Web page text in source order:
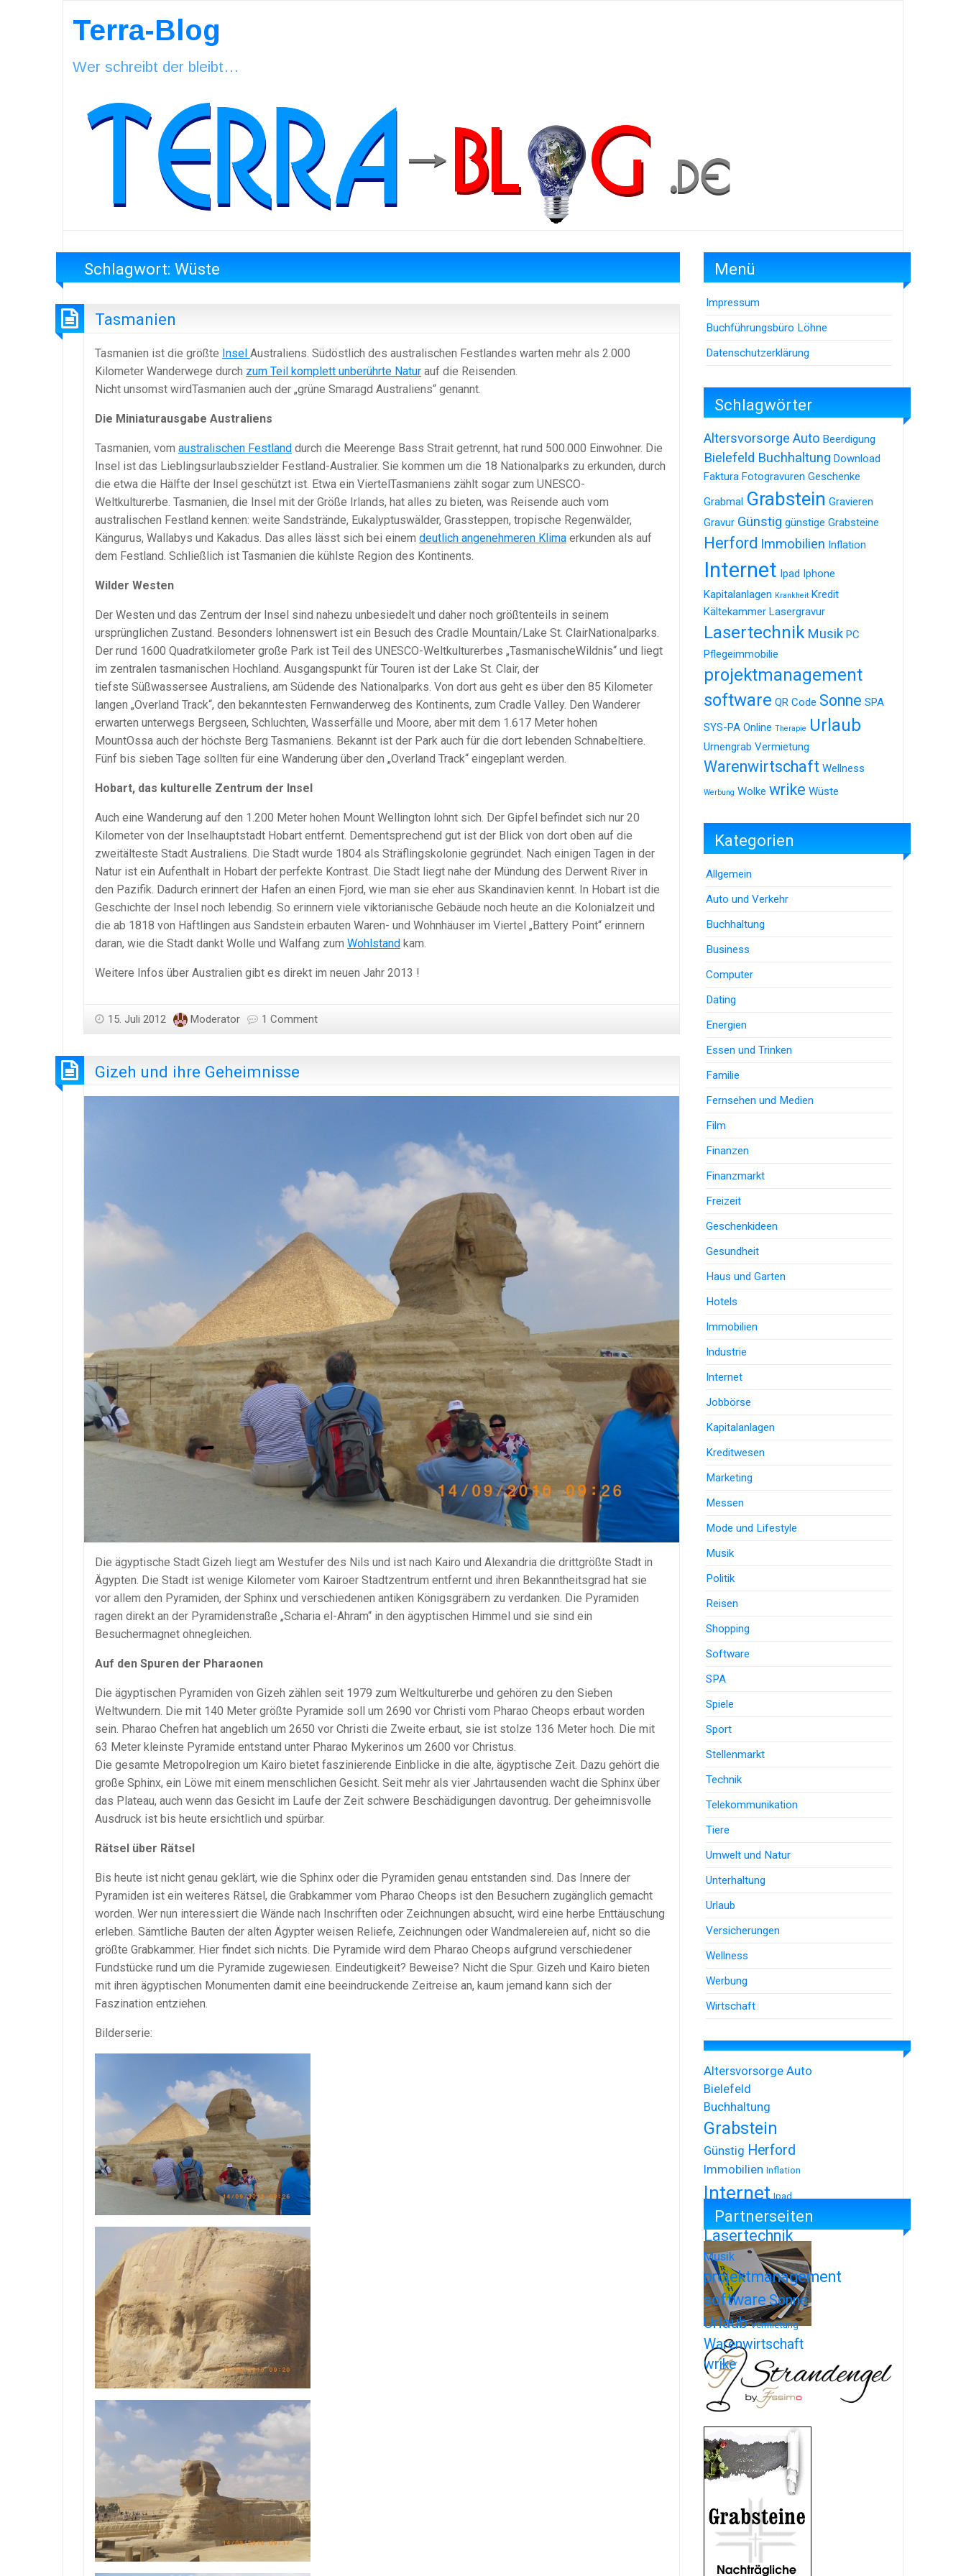
Terra-Blog
Wer schreibt der bleibt…
Schlagwort:Wüste
Tasmanien
Tasmanien ist die größte Insel Australiens. Südöstlich des australischen Festlandes warten mehr als 2.000
Kilometer Wanderwege durch zum Teil komplett unberührte Natur auf die Reisenden.
Nicht unsomst wirdTasmanien auch der „grüne Smaragd Australiens“ genannt.
Die Miniaturausgabe Australiens
Tasmanien, vom australischen Festland durch die Meerenge Bass Strait getrennt, hat rund 500.000 Einwohner. Die
Insel ist das Lieblingsurlaubszielder Festland-Australier. Sie kommen um die 18 Nationalparks zu erkunden, durch
die etwa die Hälfte der Insel geschützt ist. Etwa ein ViertelTasmaniens zählt sogar zum UNESCO-
Weltkulturerbe. Tasmanien, die Insel mit der Größe Irlands, hat alles zu bieten, was Reisende auch vom
australischen Festland kennen: weite Sandstrände, Eukalyptuswälder, Grassteppen, tropische Regenwälder,
Kängurus, Wallabys und Kakadus. Das alles lässt sich bei einem deutlich angenehmeren Klima erkunden als auf
dem Festland. Schließlich ist Tasmanien die kühlste Region des Kontinents.
Wilder Westen
Der Westen und das Zentrum der Insel sind nahezu unbesiedelt und daher noch größtenteils in seinem
ursprünglichen Zustand. Besonders lohnenswert ist ein Besuch des Cradle Mountain/Lake St. ClairNationalparks.
Der rund 1600 Quadratkilometer große Park ist Teil des UNESCO-Weltkulturerbes „TasmanischeWildnis“ und liegt
im zentralen tasmanischen Hochland. Ausgangspunkt für Touren ist der Lake St. Clair, der
tiefste Süßwassersee Australiens, am Südende des Nationalparks. Von dort aus geht es über den 85 Kilometer
langen „Overland Track“, den bekanntesten Fernwanderweg des Kontinents, zum Cradle Valley. Den Wanderer
erwarten unterwegs Bergseen, Schluchten, Wasserfälle und Moore, aber mit dem 1.617 Meter hohen
MountOssa auch der höchste Berg Tasmaniens. Bekannt ist der Park auch für die dort lebenden Schnabeltiere.
Fünf bis sieben Tage sollten für eine Wanderung über den „Overland Track“ eingeplant werden.
Hobart, das kulturelle Zentrum der Insel
Auch eine Wanderung auf den 1.200 Meter hohen Mount Wellington lohnt sich. Der Gipfel befindet sich nur 20
Kilometer von der Inselhauptstadt Hobart entfernt. Dementsprechend gut ist der Blick von dort oben auf die
zweitälteste Stadt Australiens. Die Stadt wurde 1804 als Sträflingskolonie gegründet. Nach einigen Tagen in der
Natur ist ein Aufenthalt in Hobart der perfekte Kontrast. Die Stadt liegt nahe der Mündung des Derwent River in
den Pazifik. Dadurch erinnert der Hafen an einen Fjord, wie man sie eher aus Skandinavien kennt. In Hobart ist die
Geschichte der Insel noch lebendig. So erinnern viele viktorianische Gebäude noch heute an die Kolonialzeit und
die ab 1818 von Häftlingen aus Sandstein erbauten Waren- und Wohnhäuser im Viertel „Battery Point“ erinnern
daran, wie die Stadt dankt Wolle und Walfang zum Wohlstand kam.
Weitere Infos über Australien gibt es direkt im neuen Jahr 2013 !
15. Juli 2012 Moderator 1 Comment
Gizeh und ihre Geheimnisse
Die ägyptische Stadt Gizeh liegt am Westufer des Nils und ist nach Kairo und Alexandria die drittgrößte Stadt in
Ägypten. Die Stadt ist wenige Kilometer vom Kairoer Stadtzentrum entfernt und ihren Bekanntheitsgrad hat sie
vor allem den Pyramiden, der Sphinx und verschiedenen antiken Königsgräbern zu verdanken. Die Pyramiden
ragen direkt an der Pyramidenstraße „Scharia el-Ahram“ in den ägyptischen Himmel und sie sind ein
Besuchermagnet ohnegleichen.
Auf den Spuren der Pharaonen
Die ägyptischen Pyramiden von Gizeh zählen seit 1979 zum Weltkulturerbe und gehören zu den Sieben
Weltwundern. Die mit 140 Meter größte Pyramide soll um 2690 vor Christi vom Pharao Cheops erbaut worden
sein. Pharao Chefren hat angeblich um 2650 vor Christi die Zweite erbaut, sie ist stolze 136 Meter hoch. Die mit
63 Meter kleinste Pyramide entstand unter Pharao Mykerinos um 2600 vor Christus.
Die gesamte Metropolregion um Kairo bietet faszinierende Einblicke in die alte, ägyptische Zeit. Dazu gehört die
große Sphinx, ein Löwe mit einem menschlichen Gesicht. Seit mehr als vier Jahrtausenden wacht die Sphinx über
das Plateau, auch wenn das Gesicht im Laufe der Zeit schwere Beschädigungen davontrug. Der geheimnisvolle
Ausdruck ist bis heute ersichtlich und spürbar.
Rätsel über Rätsel
Bis heute ist nicht genau geklärt, wie die Sphinx oder die Pyramiden genau entstanden sind. Das Innere der
Pyramiden ist ein weiteres Rätsel, die Grabkammer vom Pharao Cheops ist den Besuchern zugänglich gemacht
worden. Wer nun interessiert die Wände nach Inschriften oder Zeichnungen absucht, wird eine herbe Enttäuschung
erleben. Sämtliche Bauten der alten Ägypter weisen Reliefe, Zeichnungen oder Wandmalereien auf, nicht so die
größte Grabkammer. Hier findet sich nichts. Die Pyramide wird dem Pharao Cheops aufgrund verschiedener
Fundstücke rund um die Pyramide zugewiesen. Eindeutigkeit? Beweise? Nicht die Spur. Gizeh und Kairo bieten
mit ihren ägyptischen Monumenten damit eine beeindruckende Zeitreise an, kaum jemand kann sich der
Faszination entziehen.
Bilderserie:
Menü
Impressum
Buchführungsbüro Löhne
Datenschutzerklärung
Schlagwörter
Altersvorsorge Auto Beerdigung
Bielefeld Buchhaltung Download
Faktura Fotogravuren Geschenke
Grabmal Grabstein Gravieren
Gravur Günstig günstige Grabsteine
Herford Immobilien Inflation
Internet Ipad Iphone
Kapitalanlagen Krankheit Kredit
Kältekammer Lasergravur
Lasertechnik Musik PC
Pflegeimmobilie
projektmanagement
software QR Code Sonne SPA
SYS-PA Online Therapie Urlaub
Urnengrab Vermietung
Warenwirtschaft Wellness
Werbung Wolke wrike Wüste
Kategorien
Allgemein
Auto und Verkehr
Buchhaltung
Business
Computer
Dating
Energien
Essen und Trinken
Familie
Fernsehen und Medien
Film
Finanzen
Finanzmarkt
Freizeit
Geschenkideen
Gesundheit
Haus und Garten
Hotels
Immobilien
Industrie
Internet
Jobbörse
Kapitalanlagen
Kreditwesen
Marketing
Messen
Mode und Lifestyle
Musik
Politik
Reisen
Shopping
Software
SPA
Spiele
Sport
Stellenmarkt
Technik
Telekommunikation
Tiere
Umwelt und Natur
Unterhaltung
Urlaub
Versicherungen
Wellness
Werbung
Wirtschaft
Altersvorsorge Auto
Bielefeld
Buchhaltung
Grabstein
Günstig Herford
Immobilien Inflation
Internet Ipad
Iphone
Lasertechnik
Musik
projektmanagement
softwareSonne
Urlaub Vermietung
Warenwirtschaft
wrike
Partnerseiten